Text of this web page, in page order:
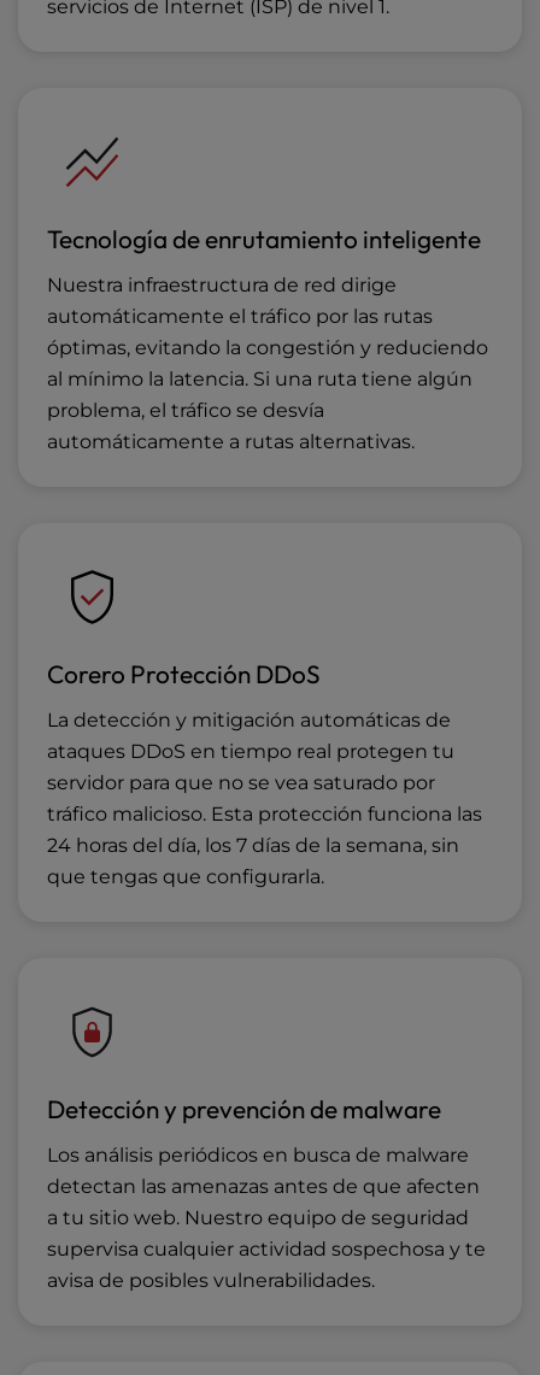
servicios de Internet (ISP) de nivel 1.
Tecnología de enrutamiento inteligente
Nuestra infraestructura de red dirige
automáticamente el tráfico por las rutas
óptimas, evitando la congestión y reduciendo
al mínimo la latencia. Si una ruta tiene algún
problema, el tráfico se desvía
automáticamente a rutas alternativas.
Corero Protección DDoS
La detección y mitigación automáticas de
ataques DDoS en tiempo real protegen tu
servidor para que no se vea saturado por
tráfico malicioso. Esta protección funciona las
24 horas del día, los 7 días de la semana, sin
que tengas que configurarla.
Detección y prevención de malware
Los análisis periódicos en busca de malware
detectan las amenazas antes de que afecten
a tu sitio web. Nuestro equipo de seguridad
supervisa cualquier actividad sospechosa y te
avisa de posibles vulnerabilidades.